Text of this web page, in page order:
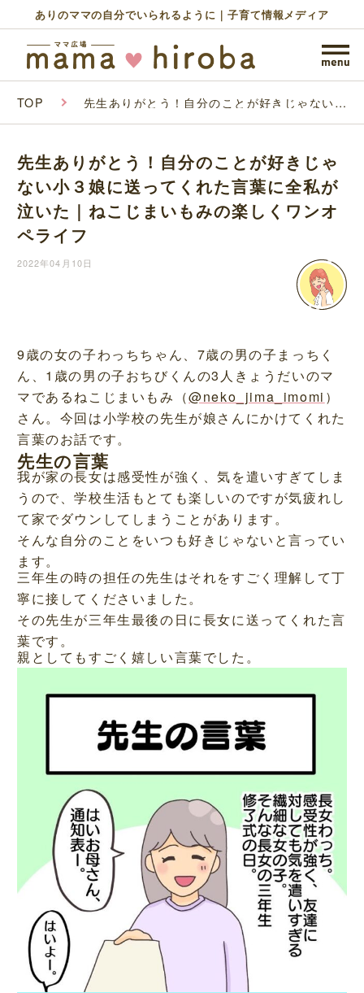
ありのママの自分でいられるように｜子育て情報メディア
TOP 先生ありがとう！自分のことが好きじゃない小
じまいもみの楽しくワンオペライフ
先生ありがとう！自分のことが好きじゃ
ない小３娘に送ってくれた言葉に全私が
泣いた｜ねこじまいもみの楽しくワンオ
ペライフ
2022年04月10日
9歳の女の子わっちちゃん、7歳の男の子まっちく
ん、1歳の男の子おちびくんの3人きょうだいのマ
マであるねこじまいもみ（@neko_jima_imomi ）
さん。今回は小学校の先生が娘さんにかけてくれた
言葉のお話です。
先生の言葉
我が家の長女は感受性が強く、気を遣いすぎてしま
うので、学校生活もとても楽しいのですが気疲れし
て家でダウンしてしまうことがあります。
そんな自分のことをいつも好きじゃないと言ってい
ます。
三年生の時の担任の先生はそれをすごく理解して丁
寧に接してくださいました。
その先生が三年生最後の日に長女に送ってくれた言
葉です。
親としてもすごく嬉しい言葉でした。